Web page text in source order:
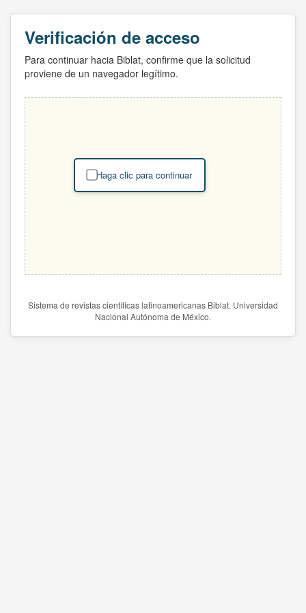
Verificación de acceso
Para continuar hacia Biblat, confirme que la solicitud
proviene de un navegador legítimo.
Haga clic para continuar
Sistema de revistas científicas latinoamericanas Biblat. Universidad
Nacional Autónoma de México.